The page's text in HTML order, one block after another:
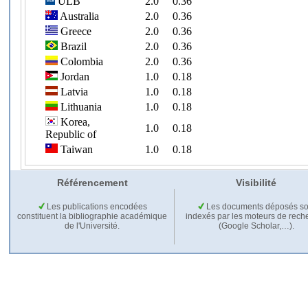
Référencement Visibilité
Les publications encodées
constituent la bibliographie académique
de l'Université.
Les documents déposés
indexés par les moteurs de
(Google Scholar,…).